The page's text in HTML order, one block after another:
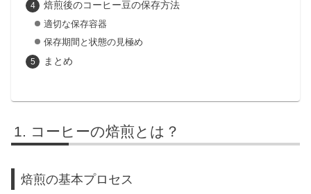
焙煎後のコーヒー豆の保存方法
適切な保存容器
保存期間と状態の見極め
まとめ
コーヒーの焙煎とは？
焙煎の基本プロセス